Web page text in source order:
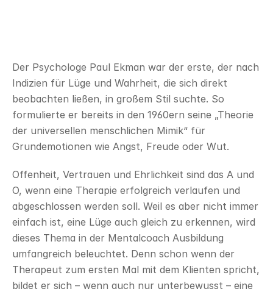
Der Psychologe Paul Ekman war der erste, der nach
Indizien für Lüge und Wahrheit, die sich direkt
beobachten ließen, in großem Stil suchte. So
formulierte er bereits in den 1960ern seine „Theorie
der universellen menschlichen Mimik“ für
Grundemotionen wie Angst, Freude oder Wut.
Offenheit, Vertrauen und Ehrlichkeit sind das A und
O, wenn eine Therapie erfolgreich verlaufen und
abgeschlossen werden soll. Weil es aber nicht immer
einfach ist, eine Lüge auch gleich zu erkennen, wird
dieses Thema in der Mentalcoach Ausbildung
umfangreich beleuchtet. Denn schon wenn der
Therapeut zum ersten Mal mit dem Klienten spricht,
bildet er sich – wenn auch nur unterbewusst – eine